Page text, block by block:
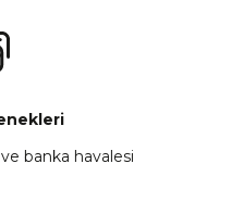
banka havalesi